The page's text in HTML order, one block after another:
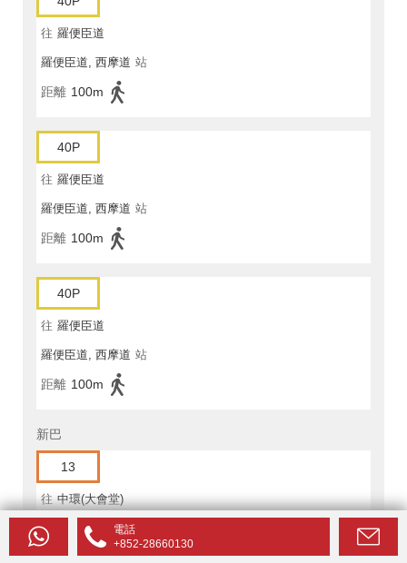
往 羅便臣道
羅便臣道, 西摩道 站
距離 100m
40P
往 羅便臣道
羅便臣道, 西摩道 站
距離 100m
40P
往 羅便臣道
羅便臣道, 西摩道 站
距離 100m
新巴
13
往 中環(大會堂)
活倫台, 衛城道 站
距離 70m
電話
+852-28660130